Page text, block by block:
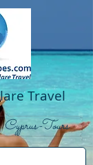
Travel
Cyprus-Tours